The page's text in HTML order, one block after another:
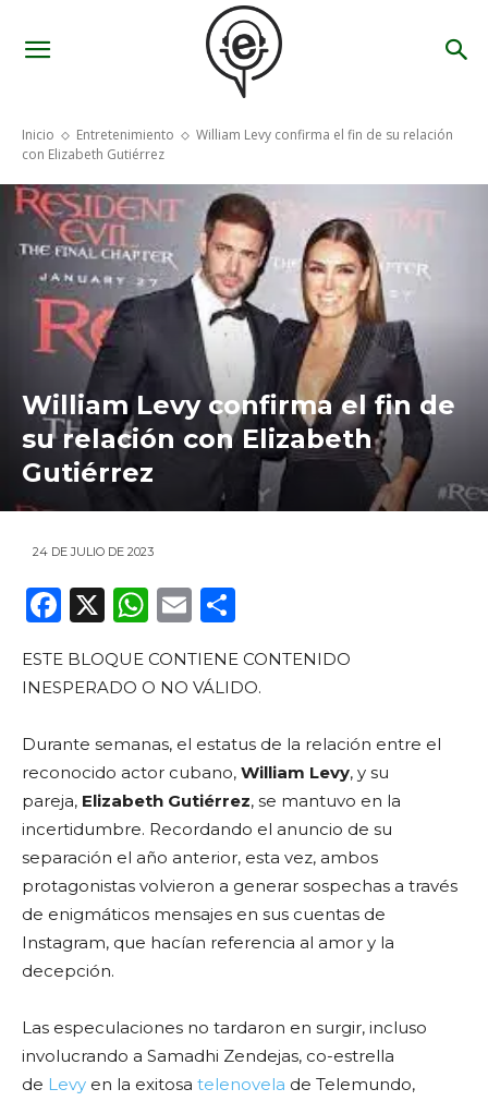
Inicio Entretenimiento
William Levy confirma el fin de su relación
con Elizabeth Gutiérrez
William Levy confirma el fin de
su relación con Elizabeth
Gutiérrez
24 DE JULIO DE 2023
F
c
b
o
o
k
X
W
a
A
p
p
E
ai m
ar
ti
r
ESTE BLOQUE CONTIENE CONTENIDO
INESPERADO O NO VÁLIDO.
Durante semanas, el estatus de la relación entre el
reconocido actor cubano, William Levy, y su
pareja, Elizabeth Gutiérrez, se mantuvo en la
incertidumbre. Recordando el anuncio de su
separación el año anterior, esta vez, ambos
protagonistas volvieron a generar sospechas a través
de enigmáticos mensajes en sus cuentas de
Instagram, que hacían referencia al amor y la
decepción.
Las especulaciones no tardaron en surgir, incluso
involucrando a Samadhi Zendejas, co-estrella
de Levy en la exitosa telenovela de Telemundo,